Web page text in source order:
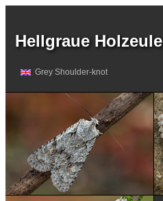
Hellgraue Holzeule
Grey Shoulder-knot